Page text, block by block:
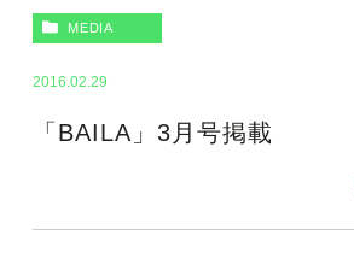
MEDIA
2016.02.29
「BAILA」3月号掲載